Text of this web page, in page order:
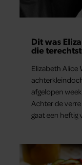
Dit was
die
Elizabeth Alice
afgelopen
Achter de
gaat een heftig